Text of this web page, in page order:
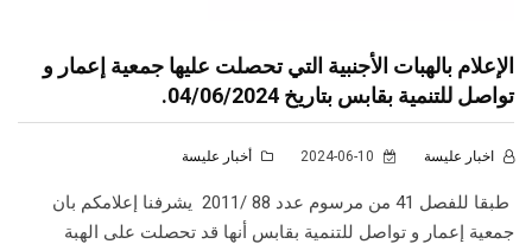
الإعلام بالهبات الأجنبية التي تحصلت عليها جمعية إعمار و
تواصل للتنمية بقابس بتاريخ 04/06/2024.
اخبار عليسة أخبار عليسة
طبقا للفصل 41 من مرسوم عدد 88 /2011 يشرفنا إعلامكم بان
جمعية إعمار و تواصل للتنمية بقابس أنها قد تحصلت على الهبة